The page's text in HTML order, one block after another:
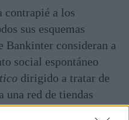
contrapié a los
sus esquemas
Bankinter consideran a
social espontáneo
dirigido a tratar de
una red de tiendas
baja y estas bajadas